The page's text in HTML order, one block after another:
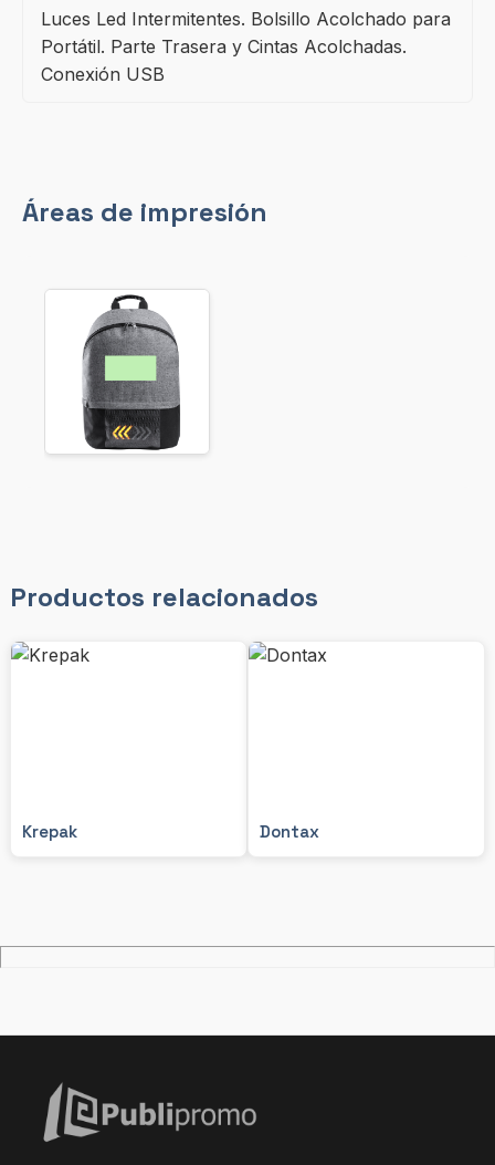
Luces Led Intermitentes. Bolsillo Acolchado para
Portátil. Parte Trasera y Cintas Acolchadas.
Conexión USB
Áreas de impresión
Productos relacionados
Krepak Dontax